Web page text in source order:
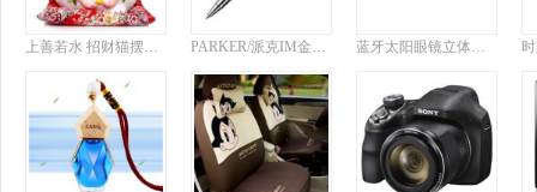
上善若水 招财猫摆件 陶瓷大号储蓄罐创意开业送礼礼品结婚庆礼物0282 2069金色款宝船 PARKER/派克IM金属灰白夹宝珠笔 im系列签字笔 蓝牙太阳眼镜立体声可通话听音乐耳机MP3收音FM偏光太阳镜驾驶 官方标配 酒红色 官方标配